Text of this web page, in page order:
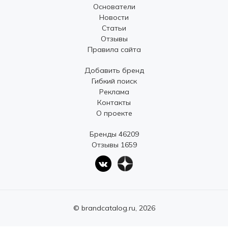
Основатели
Новости
Статьи
Отзывы
Правила сайта
Добавить бренд
Гибкий поиск
Реклама
Контакты
О проекте
Бренды 46209
Отзывы 1659
© brandcatalog.ru, 2026